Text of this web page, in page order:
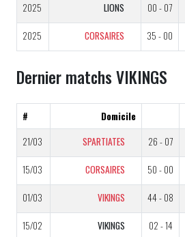
2025 LIONS 00 - 07
2025 CORSAIRES 35 - 00
Dernier matchs VIKINGS
# Domicile
21/03
SPARTIATES 26 - 07
15/03 CORSAIRES 50 - 00
01/03 VIKINGS 44 - 08
15/02 VIKINGS 02 - 14